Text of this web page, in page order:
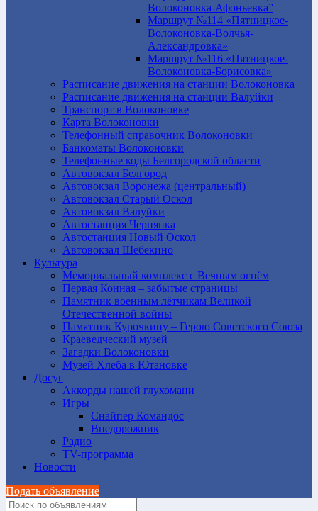
Волоконовка-Афоньевка”
Маршрут №114 «Пятницкое-
Волоконовка-Волчья-
Александровка»
Маршрут №116 «Пятницкое-
Волоконовка-Борисовка»
Расписание движения на станции Волоконовка
Расписание движения на станции Валуйки
Транспорт в Волоконовке
Карта Волоконовки
Телефонный справочник Волоконовки
Банкоматы Волоконовки
Телефонные коды Белгородской области
Автовокзал Белгород
Автовокзал Воронежа (центральный)
Автовокзал Старый Оскол
Автовокзал Валуйки
Автостанция Чернянка
Автостанция Новый Оскол
Автовокзал Шебекино
Культура
Мемориальный комплекс с Вечным огнём
Первая Конная – забытые страницы
Памятник военным лётчикам Великой
Отечественной войны
Памятник Курочкину – Герою Советского Союза
Краеведческий музей
Загадки Волоконовки
Музей Хлеба в Ютановке
Досуг
Аккорды нашей глухомани
Игры
Снайпер Командос
Внедорожник
Радио
TV-программа
Новости
Подать объявление